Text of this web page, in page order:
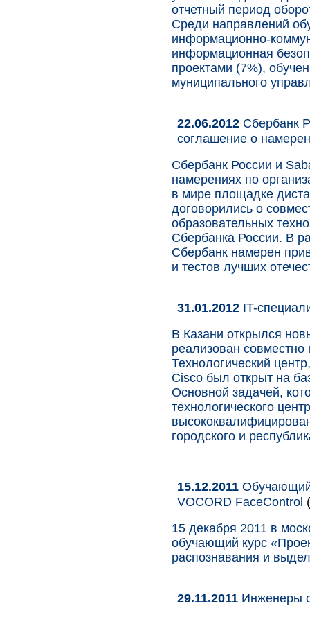
отчетный период
Среди направлений
информационно-
информационная
проектами (7%),
муниципального
22.06.2012 Сбербанк
соглашение о
Сбербанк России и
намерениях по
в мире площадке
договорились о
образовательных
Сбербанка России. В
Сбербанк намерен
и тестов лучших
31.01.2012 IT-
В Казани открылся
реализован
Технологический
Cisco был открыт на
Основной задачей,
технологического
городского и
15.12.2011 Обучающий
VOCORD FaceControl
15 декабря 2011 в
обучающий курс
распознавания и
29.11.2011 Инженеры